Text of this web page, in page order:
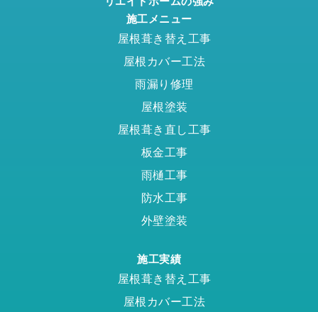
施工メニュー
屋根葺き替え工事
屋根カバー工法
雨漏り修理
屋根塗装
屋根葺き直し工事
板金工事
雨樋工事
防水工事
外壁塗装
施工実績
屋根葺き替え工事
屋根カバー工法